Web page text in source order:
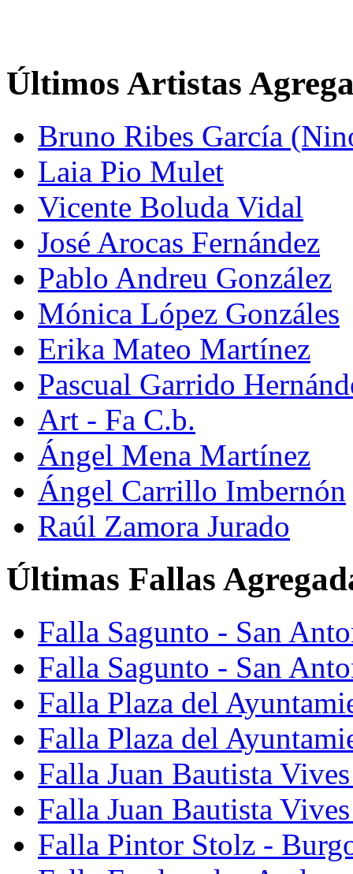
Últimos Artistas
Bruno Ribes García
Laia Pio Mulet
Vicente Boluda Vidal
José Arocas Fernández
Pablo Andreu González
Mónica López Gonzáles
Erika Mateo Martínez
Pascual Garrido
Art - Fa C.b.
Ángel Mena Martínez
Ángel Carrillo Imbernón
Raúl Zamora Jurado
Últimas Fallas
Falla Sagunto - San
Falla Sagunto - San
Falla Plaza del
Falla Plaza del
Falla Juan Bautista
Falla Juan Bautista
Falla Pintor Stolz -